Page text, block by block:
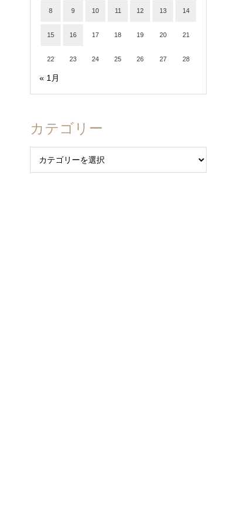
8 9 10 11 12 13 14
15 16 17 18 19 20 21
22 23 24 25 26 27 28
« 1月
カテゴリー